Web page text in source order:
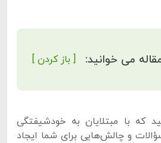
می خوانید: [ باز کردن ]
که با مبتلایان به خودشیفتگی
و چالش‌هایی برای شما ایجاد